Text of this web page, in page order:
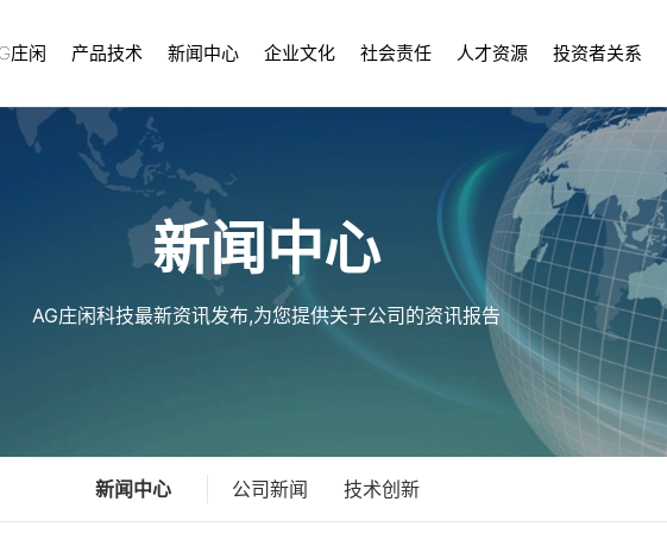
庄闲 产品技术 新闻中心 企业文化 社会责任 人才资源 投资者关系
新闻中心
AG庄闲科技最新资讯发布,为您提供关于公司的资讯报告
新闻中心 公司新闻 技术创新